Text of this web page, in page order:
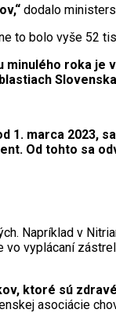
dodalo
to bolo vyše 52
minulého roka je
1. marca 2023,
Od tohto sa
Napríklad v
vyplácaní
ktoré sú
asociácie